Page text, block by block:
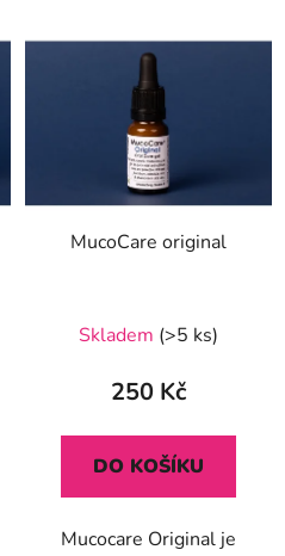
MucoCare original
hodnocení
produktu
5,0
z
hvězdiček.
Skladem (>5 ks)
250 Kč
DO KOŠÍKU
Mucocare Original je